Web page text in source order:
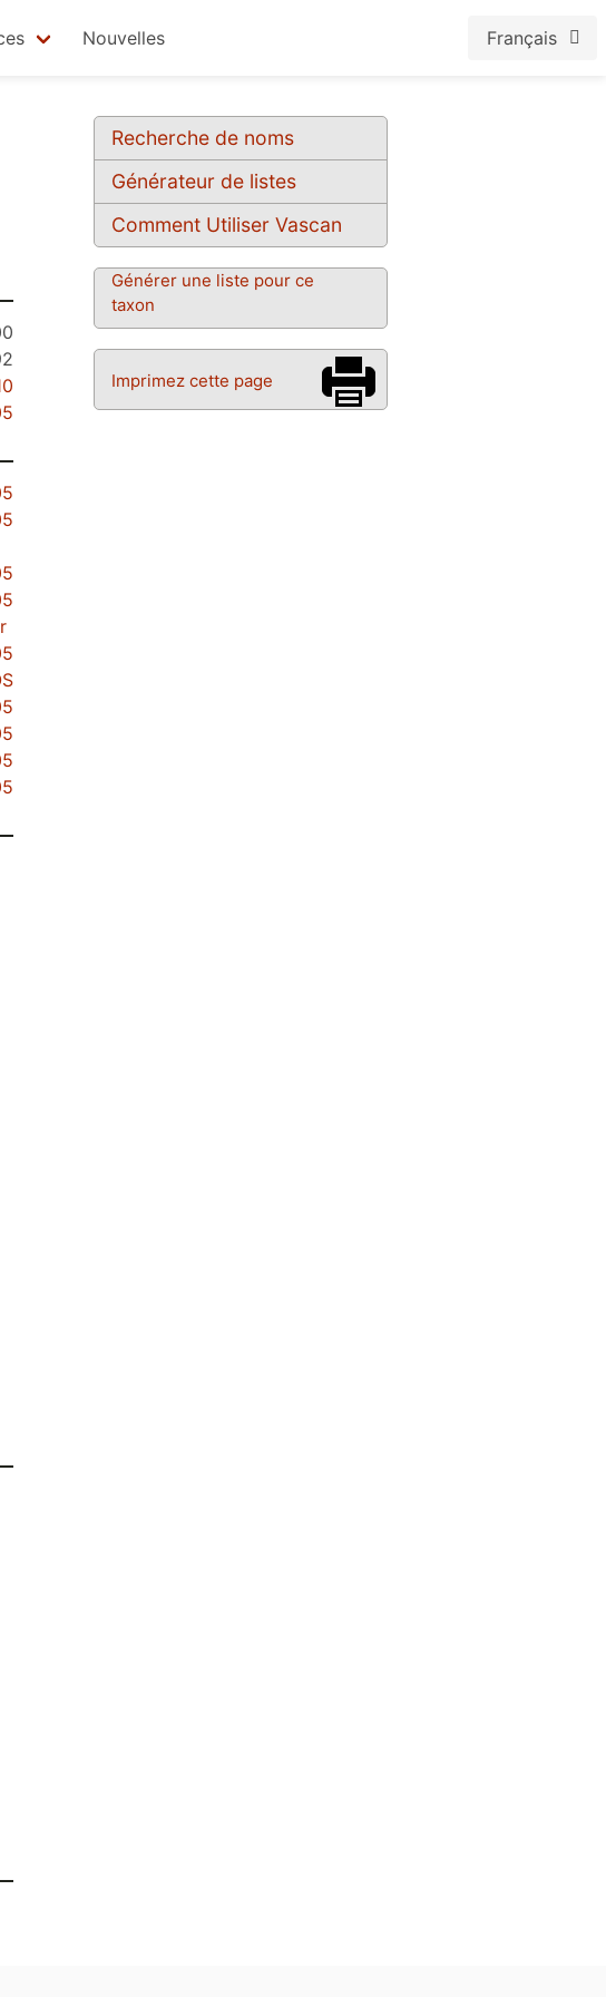
Nouvelles Français
Recherche de noms
Générateur de listes
Comment Utiliser Vascan
Générer une liste pour ce
taxon
Imprimez cette page